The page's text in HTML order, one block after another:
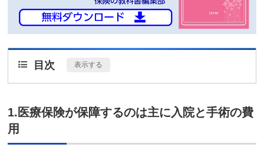
目次 表示する
1.医療保険が保障するのは主に入院と手術の費
用